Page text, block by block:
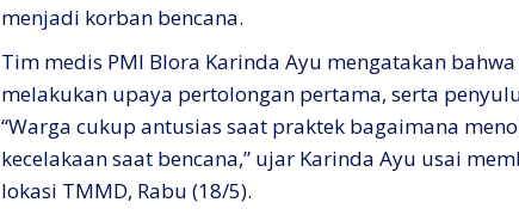
menjadi korban bencana.
Tim medis PMI Blora Karinda Ayu mengatakan
melakukan upaya pertolongan pertama, serta
“Warga cukup antusias saat praktek bagaimana
kecelakaan saat bencana,” ujar Karinda Ayu usai
lokasi TMMD, Rabu (18/5).